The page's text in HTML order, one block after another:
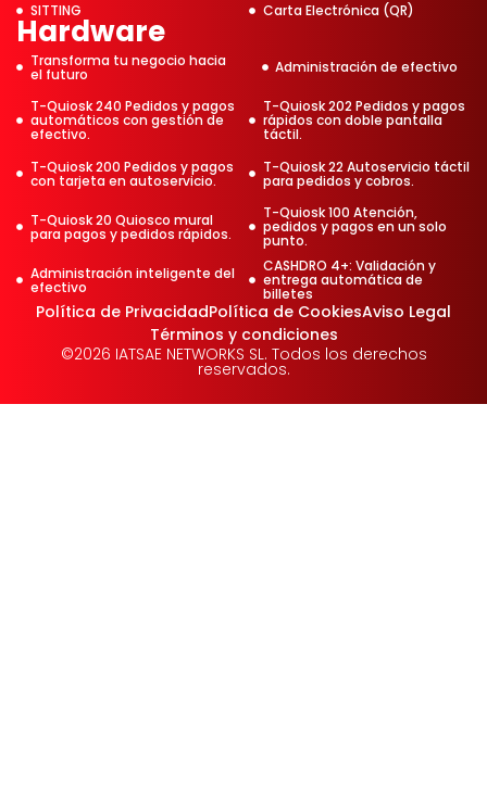
SITTING
Carta Electrónica (QR)
Hardware
Transforma tu negocio hacia
el futuro Administración de efectivo
T-Quiosk 240 Pedidos y pagos
automáticos con gestión de
efectivo.
T-Quiosk 202 Pedidos y pagos
rápidos con doble pantalla
táctil.
T-Quiosk 200 Pedidos y pagos
con tarjeta en autoservicio.
T-Quiosk 22 Autoservicio táctil
para pedidos y cobros.
T-Quiosk 20 Quiosco mural
para pagos y pedidos rápidos.
T-Quiosk 100 Atención,
pedidos y pagos en un solo
punto.
Administración inteligente del
efectivo
CASHDRO 4+: Validación y
entrega automática de
billetes
Política de PrivacidadPolítica de CookiesAviso Legal
Términos y condiciones
©2026 IATSAE NETWORKS SL. Todos los derechos
reservados.